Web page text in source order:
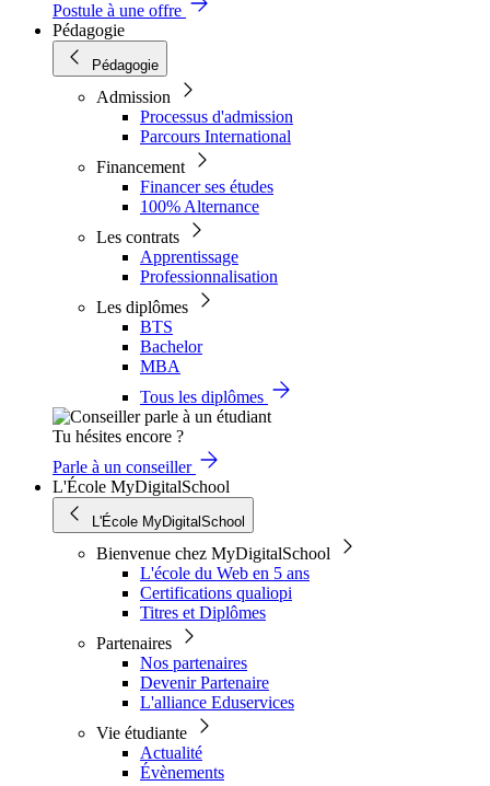
Postule à une offre
Pédagogie
Pédagogie
Admission
Processus d'admission
Parcours International
Financement
Financer ses études
100% Alternance
Les contrats
Apprentissage
Professionnalisation
Les diplômes
BTS
Bachelor
MBA
Tous les diplômes
Tu hésites encore ?
Parle à un conseiller
L'École MyDigitalSchool
L'École MyDigitalSchool
Bienvenue chez MyDigitalSchool
L'école du Web en 5 ans
Certifications qualiopi
Titres et Diplômes
Partenaires
Nos partenaires
Devenir Partenaire
L'alliance Eduservices
Vie étudiante
Actualité
Évènements